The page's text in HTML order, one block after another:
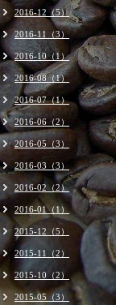
2016-12（5）
2016-11（3）
2016-10（1）
2016-08（1）
2016-07（1）
2016-06（2）
2016-05（3）
2016-03（3）
2016-02（2）
2016-01（1）
2015-12（5）
2015-11（2）
2015-10（2）
2015-05（3）